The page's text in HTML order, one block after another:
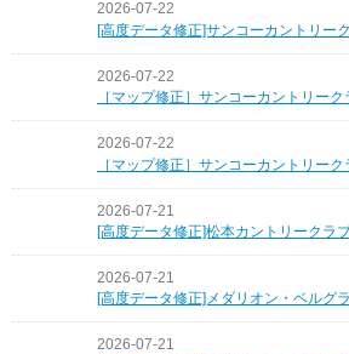
2026-07-22
[高度データ修正]サンコーカントリー
2026-07-22
［マップ修正］サンコーカントリーク
2026-07-22
［マップ修正］サンコーカントリーク
2026-07-21
[高度データ修正]松本カントリークラ
2026-07-21
[高度データ修正]メダリオン・ベルグ
2026-07-21